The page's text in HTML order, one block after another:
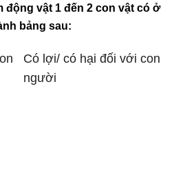
động vật 1 đến 2 con vật có ở
bảng sau:
Có lợi/ có hại đối với con
người